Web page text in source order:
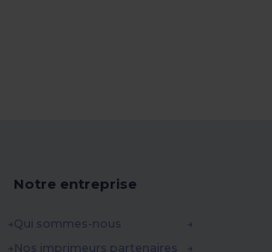
Notre entreprise
Qui sommes-nous
Nos imprimeurs partenaires